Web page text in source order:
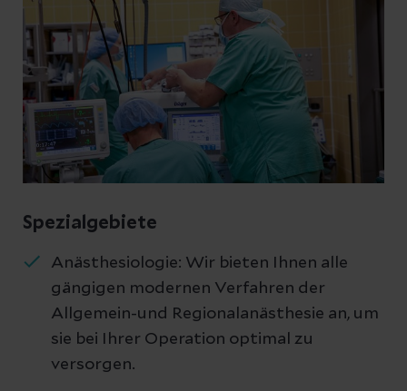
Spezialgebiete
Anästhesiologie: Wir bieten Ihnen alle
gängigen modernen Verfahren der
Allgemein-und Regionalanästhesie an, um
sie bei Ihrer Operation optimal zu
versorgen.